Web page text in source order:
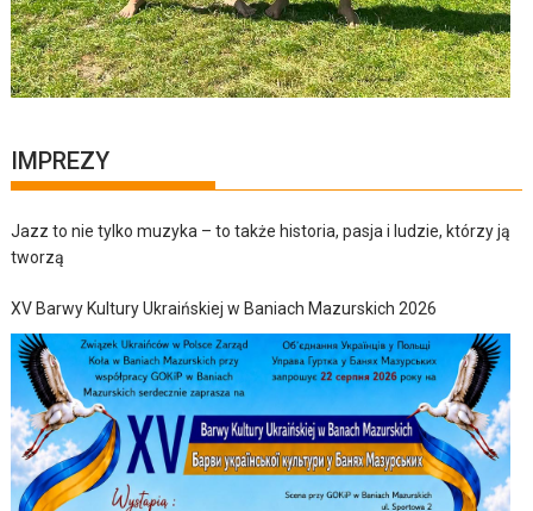
IMPREZY
Jazz to nie tylko muzyka – to także historia, pasja i ludzie, którzy ją
tworzą
XV Barwy Kultury Ukraińskiej w Baniach Mazurskich 2026